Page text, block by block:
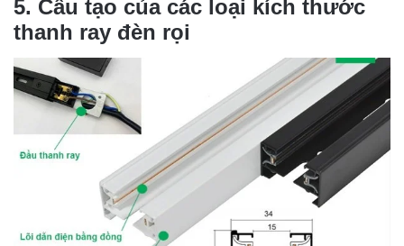
5. Cấu tạo của các loại kích thước
thanh ray đèn rọi